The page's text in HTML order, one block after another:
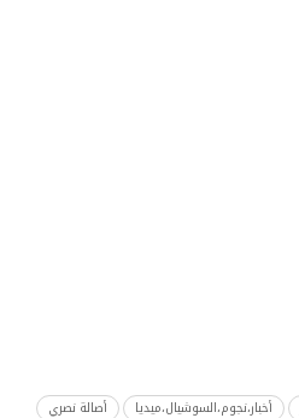
أخبار،نجوم،السوشيال،ميديا أصالة نصري